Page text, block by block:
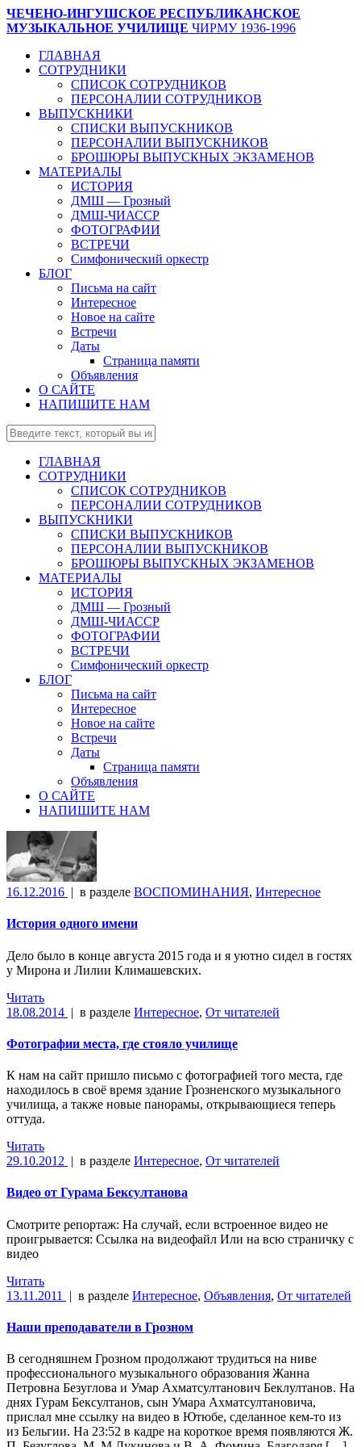
ЧЕЧЕНО-ИНГУШСКОЕ РЕСПУБЛИКАНСКОЕ
МУЗЫКАЛЬНОЕ УЧИЛИЩЕ ЧИРМУ 1936-1996
ГЛАВНАЯ
СОТРУДНИКИ
СПИСОК СОТРУДНИКОВ
ПЕРСОНАЛИИ СОТРУДНИКОВ
ВЫПУСКНИКИ
СПИСКИ ВЫПУСКНИКОВ
ПЕРСОНАЛИИ ВЫПУСКНИКОВ
БРОШЮРЫ ВЫПУСКНЫХ ЭКЗАМЕНОВ
МАТЕРИАЛЫ
ИСТОРИЯ
ДМШ — Грозный
ДМШ-ЧИАССР
ФОТОГРАФИИ
ВСТРЕЧИ
Симфонический оркестр
БЛОГ
Письма на сайт
Интересное
Новое на сайте
Встречи
Даты
Страница памяти
Объявления
О САЙТЕ
НАПИШИТЕ НАМ
ГЛАВНАЯ
СОТРУДНИКИ
СПИСОК СОТРУДНИКОВ
ПЕРСОНАЛИИ СОТРУДНИКОВ
ВЫПУСКНИКИ
СПИСКИ ВЫПУСКНИКОВ
ПЕРСОНАЛИИ ВЫПУСКНИКОВ
БРОШЮРЫ ВЫПУСКНЫХ ЭКЗАМЕНОВ
МАТЕРИАЛЫ
ИСТОРИЯ
ДМШ — Грозный
ДМШ-ЧИАССР
ФОТОГРАФИИ
ВСТРЕЧИ
Симфонический оркестр
БЛОГ
Письма на сайт
Интересное
Новое на сайте
Встречи
Даты
Страница памяти
Объявления
О САЙТЕ
НАПИШИТЕ НАМ
16.12.2016 | в разделе ВОСПОМИНАНИЯ, Интересное
История одного имени
Дело было в конце августа 2015 года и я уютно сидел в гостях
у Мирона и Лилии Климашевских.
Читать
18.08.2014 | в разделе Интересное, От читателей
Фотографии места, где стояло училище
К нам на сайт пришло письмо с фотографией того места, где
находилось в своё время здание Грозненского музыкального
училища, а также новые панорамы, открывающиеся теперь
оттуда.
Читать
29.10.2012 | в разделе Интересное, От читателей
Видео от Гурама Бексултанова
Смотрите репортаж: На случай, если встроенное видео не
проигрывается: Ссылка на видеофайл Или на всю страничку с
видео
Читать
13.11.2011
| в разделе Интересное, Объявления, От читателей
Наши преподаватели в Грозном
В сегодняшнем Грозном продолжают трудиться на ниве
профессионального музыкального образования Жанна
Петровна Безуглова и Умар Ахматсултанович Беклултанов. На
днях Гурам Бексултанов, сын Умара Ахматсултановича,
прислал мне ссылку на видео в Ютюбе, сделанное кем-то из
из Бельгии. На 23:52 в кадре на короткое время появляются Ж.